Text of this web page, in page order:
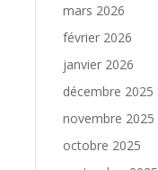
mars 2026
février 2026
janvier 2026
décembre 2025
novembre 2025
octobre 2025